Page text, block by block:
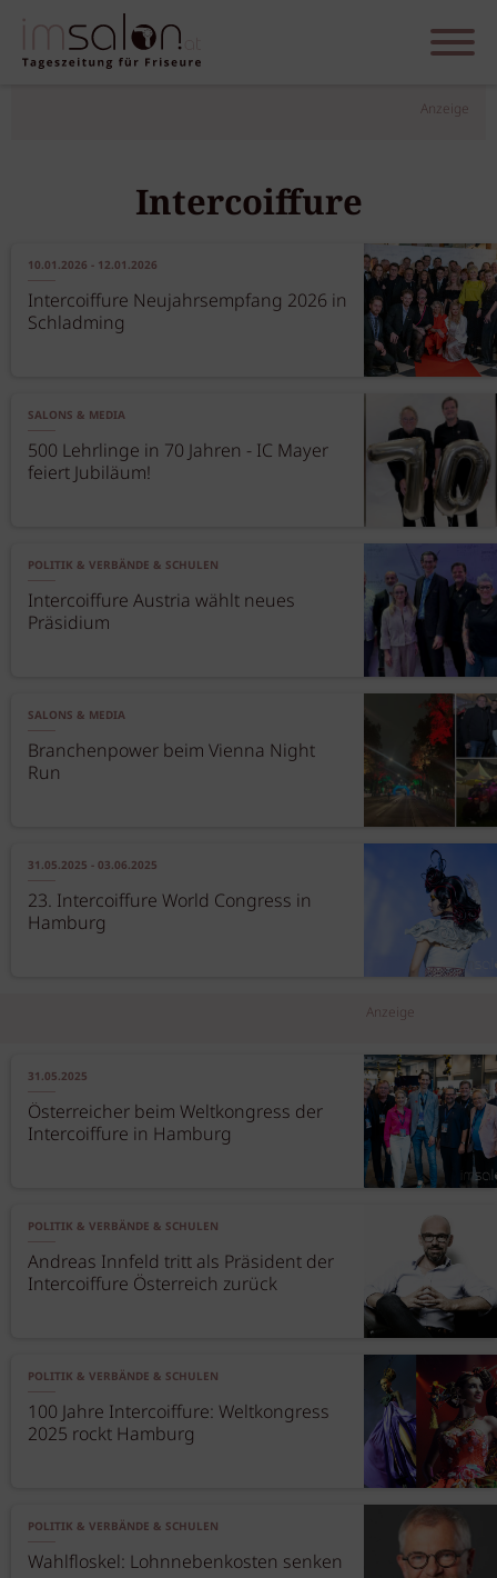
Anzeige
Intercoiffure
10.01.2026 - 12.01.2026
Intercoiffure Neujahrsempfang 2026 in
Schladming
SALONS & MEDIA
500 Lehrlinge in 70 Jahren - IC Mayer
feiert Jubiläum!
POLITIK & VERBÄNDE & SCHULEN
Intercoiffure Austria wählt neues
Präsidium
SALONS & MEDIA
Branchenpower beim Vienna Night
Run
31.05.2025 - 03.06.2025
23. Intercoiffure World Congress in
Hamburg
Anzeige
31.05.2025
Österreicher beim Weltkongress der
Intercoiffure in Hamburg
POLITIK & VERBÄNDE & SCHULEN
Andreas Innfeld tritt als Präsident der
Intercoiffure Österreich zurück
POLITIK & VERBÄNDE & SCHULEN
100 Jahre Intercoiffure: Weltkongress
2025 rockt Hamburg
POLITIK & VERBÄNDE & SCHULEN
Wahlfloskel: Lohnnebenkosten senken